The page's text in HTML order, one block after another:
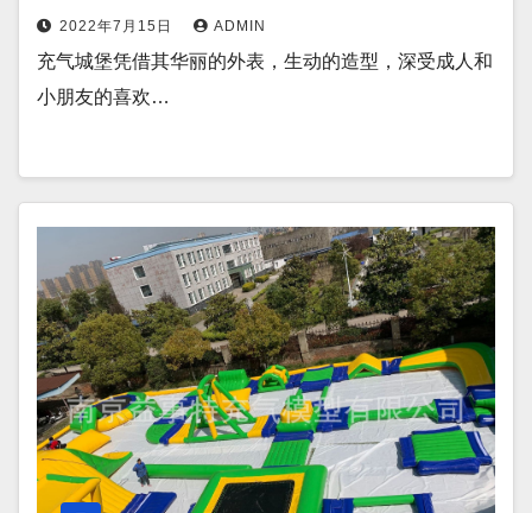
2022年7月15日 ADMIN
充气城堡凭借其华丽的外表，生动的造型，深受成人和
小朋友的喜欢…